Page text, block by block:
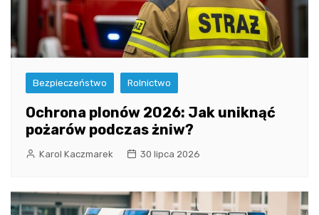
Bezpieczeństwo Rolnictwo
Ochrona plonów 2026: Jak uniknąć
pożarów podczas żniw?
Karol Kaczmarek 30 lipca 2026